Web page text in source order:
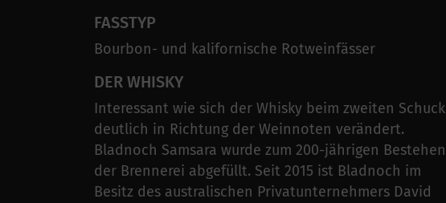
FASSTYP
Bourbon- und kalifornische Rotweinfässer
DER WHISKY
Interessant wie sich der Whisky beim zweiten Schuck
deutlich in Richtung der Weinnoten verändert.
Bladnoch Samsara wurde zum 200-jährigen Bestehen
der Brennerei abgefüllt. Seit 2015 ist Bladnoch im
Besitz des australischen Privatunternehmers David